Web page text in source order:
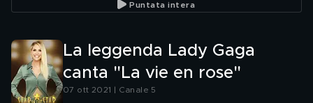
Puntata intera
La leggenda Lady Gaga
canta "La vie en rose"
07 ott 2021 | Canale 5